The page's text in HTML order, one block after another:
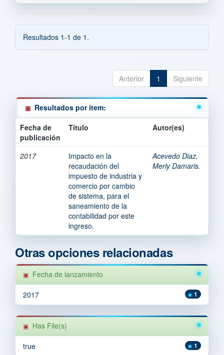
Resultados 1-1 de 1.
Anterior 1 Siguiente
Resultados por ítem:
Fecha de
publicación
Título Autor(es)
2017
Impacto en la
recaudación del
impuesto de industria y
comercio por cambio
de sistema, para el
saneamiento de la
contabilidad por este
ingreso.
Acevedo Diaz,
Merly Damaris.
Otras opciones relacionadas
Fecha de lanzamiento
1
2017
Has File(s)
1
true